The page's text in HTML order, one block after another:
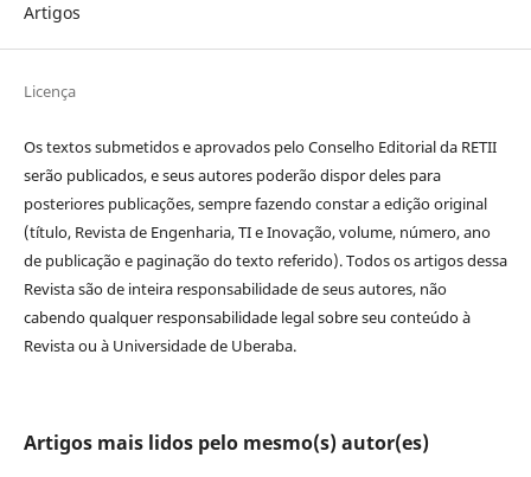
Artigos
Licença
Os textos submetidos e aprovados pelo Conselho Editorial da RETII
serão publicados, e seus autores poderão dispor deles para
posteriores publicações, sempre fazendo constar a edição original
(título, Revista de Engenharia, TI e Inovação, volume, número, ano
de publicação e paginação do texto referido). Todos os artigos dessa
Revista são de inteira responsabilidade de seus autores, não
cabendo qualquer responsabilidade legal sobre seu conteúdo à
Revista ou à Universidade de Uberaba.
Artigos mais lidos pelo mesmo(s) autor(es)